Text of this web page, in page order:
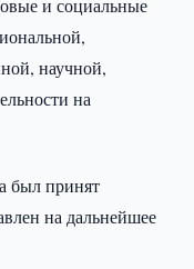
и социальные
научной,
на
был принят
на дальнейшее